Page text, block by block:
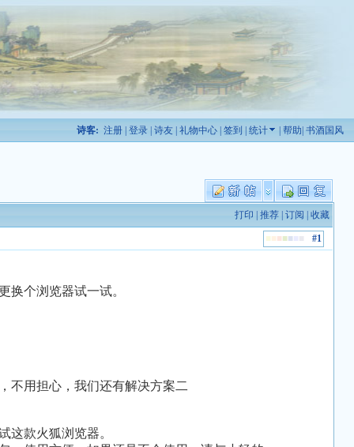
诗客: 注册| 登录| 诗友| 礼物中心| 签到 统计 帮助 书酒国风
打印 推荐| 订阅 收藏
■■■■■ #1
换个浏览器试一试。
不用担心，我们还有解决方案二
这款火狐浏览器。